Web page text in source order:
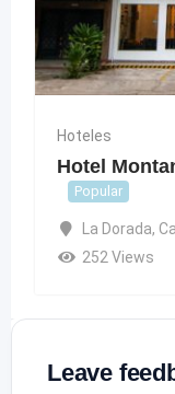
Hoteles
Hotel
Popular
La Dorada,
252 Views
Leave